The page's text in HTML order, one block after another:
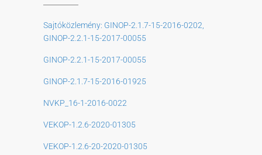
Sajtóközlemény: GINOP-2.1.7-15-2016-0202,
GINOP-2.2.1-15-2017-00055
GINOP-2.2.1-15-2017-00055
GINOP-2.1.7-15-2016-01925
NVKP_16-1-2016-0022
VEKOP-1.2.6-2020-01305
VEKOP-1.2.6-20-2020-01305